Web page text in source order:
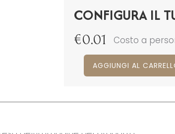
CONFIGURA IL
€0.01 Costo a
AGGIUNGI AL